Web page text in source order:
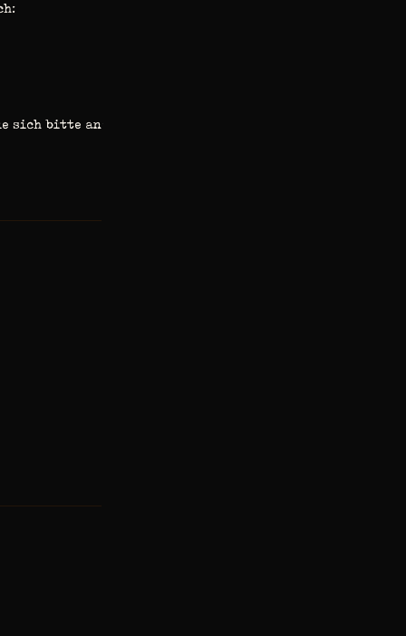
sich bitte an